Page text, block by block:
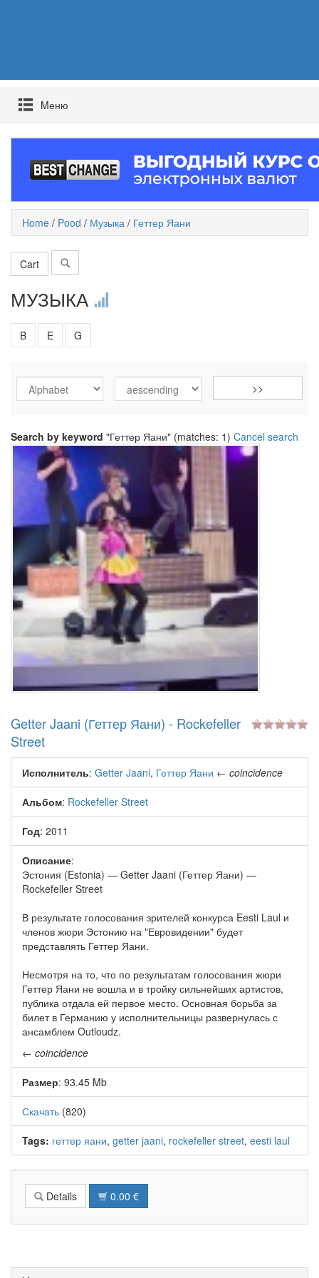
Mеню
Home / Pood / Музыка / Геттер Яани
Cart
МУЗЫКА
B E G
Search by keyword "Геттер Яани" (matches: 1) Cancel search
Getter Jaani (Геттер Яани) - Rockefeller
Street
Исполнитель: Getter Jaani, Геттер Яани ← coincidence
Альбом: Rockefeller Street
Год: 2011
Описание:
Эстония (Estonia) — Getter Jaani (Геттер Яани) —
Rockefeller Street
В результате голосования зрителей конкурса Eesti Laul и
членов жюри Эстонию на "Евровидении" будет
представлять Геттер Яани.
Несмотря на то, что по результатам голосования жюри
Геттер Яани не вошла и в тройку сильнейших артистов,
публика отдала ей первое место. Основная борьба за
билет в Германию у исполнительницы развернулась с
ансамблем Outloudz.
← coincidence
Размер: 93.45 Mb
Скачать (820)
Tags: геттер яани, getter jaani, rockefeller street, eesti laul
Details 0.00 €